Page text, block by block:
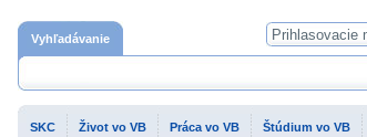
Vyhľadávanie
SKC Život vo VB Práca vo VB Štúdium vo VB